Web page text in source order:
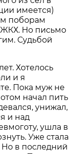
имеется)
поборам
ЖКХ. Но письмо
Судьбой
Хотелось
и я
Пока муж не
начал пить
унижал,
и над
ушла в
Уже стала
в последний